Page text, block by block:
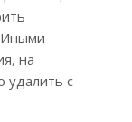
Иными
на
удалить с